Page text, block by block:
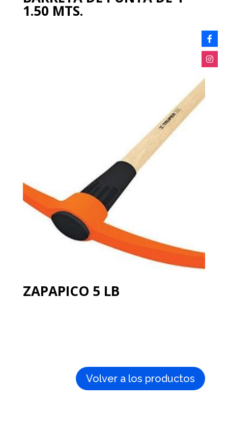
1.50 MTS.
ZAPAPICO 5 LB
Volver a los productos